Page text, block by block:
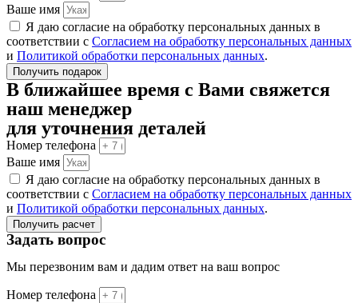
Ваше имя
Я даю согласие на обработку персональных данных в
соответствии с Согласием на обработку персональных данных
и Политикой обработки персональных данных.
Получить подарок
В ближайшее время с Вами свяжется
наш менеджер
для уточнения деталей
Номер телефона
Ваше имя
Я даю согласие на обработку персональных данных в
соответствии с Согласием на обработку персональных данных
и Политикой обработки персональных данных.
Получить расчет
Задать вопрос
Мы перезвоним вам и дадим ответ на ваш вопрос
Номер телефона